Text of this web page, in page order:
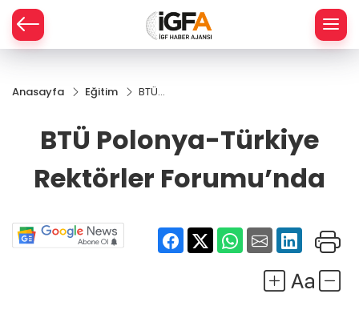
Anasayfa Eğitim
BTÜ
Rektörler
Forumu’nda
BTÜ Polonya-Türkiye
Rektörler Forumu’nda